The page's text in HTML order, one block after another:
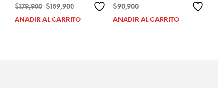
$179,900
El
precio
$159,900El
precio
AÑADIR AL CARRITO
$90,900
AÑADIR AL CARRITO